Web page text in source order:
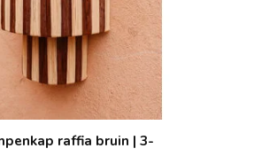
raffia bruin | 3-